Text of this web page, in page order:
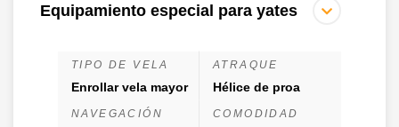
Equipamiento especial para yates
TIPO DE VELA
Enrollar vela mayor
ATRAQUE
Hélice de proa
NAVEGACIÓN COMODIDAD